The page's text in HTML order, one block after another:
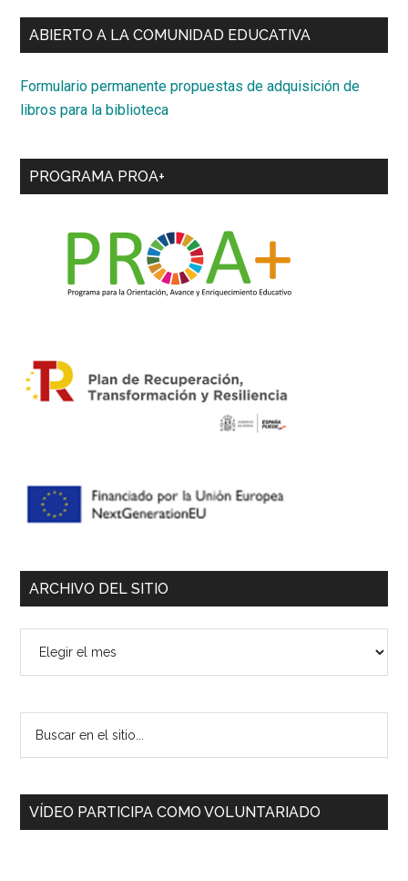
ABIERTO A LA COMUNIDAD EDUCATIVA
Formulario permanente propuestas de adquisición de
libros para la biblioteca
PROGRAMA PROA+
ARCHIVO DEL SITIO
sitio...
VÍDEO PARTICIPA COMO VOLUNTARIADO